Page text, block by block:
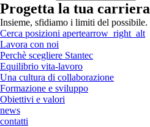
Progetta la tua carriera
Insieme, sfidiamo i limiti del possibile.
Cerca posizioni apertearrow_right_alt
Lavora con noi
Perchè scegliere Stantec
Equilibrio vita-lavoro
Una cultura di collaborazione
Formazione e sviluppo
Obiettivi e valori
news
contatti